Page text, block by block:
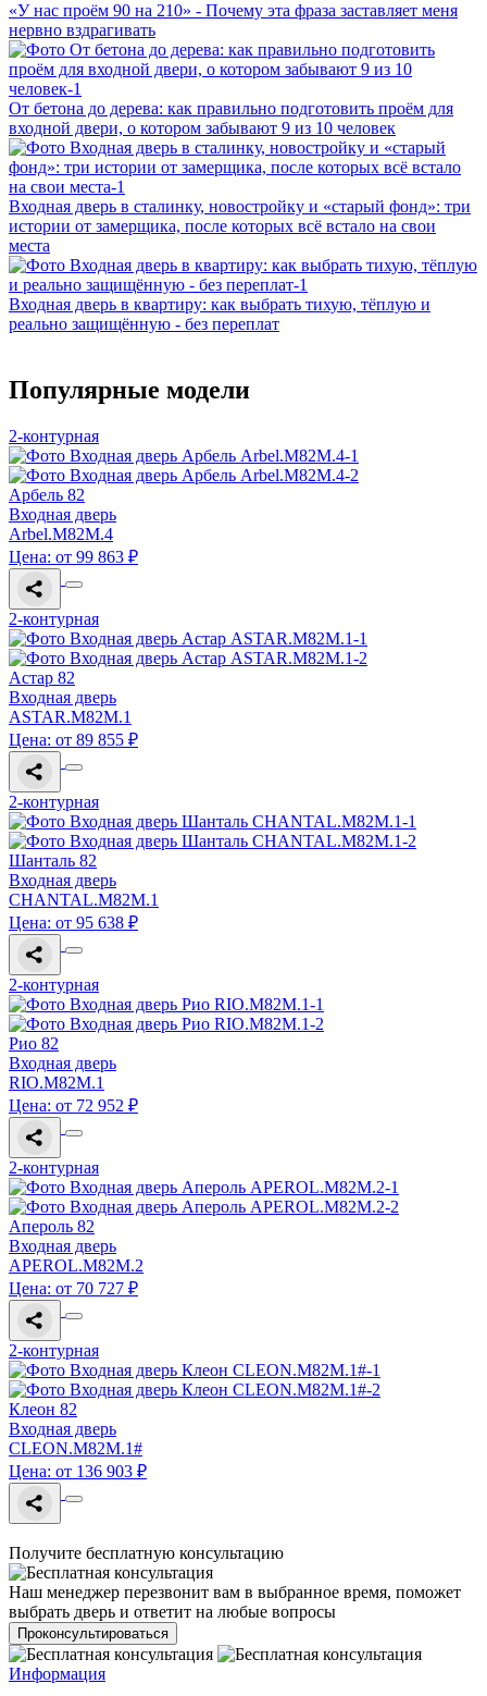
«У нас проём 90 на 210» - Почему эта фраза заставляет меня
нервно вздрагивать
От бетона до дерева: как правильно подготовить проём для
входной двери, о котором забывают 9 из 10 человек
Входная дверь в сталинку, новостройку и «старый фонд»: три
истории от замерщика, после которых всё встало на свои
места
Входная дверь в квартиру: как выбрать тихую, тёплую и
реально защищённую - без переплат
Популярные модели
2-контурная
Арбель 82
Входная дверь
Arbel.M82M.4
Цена: от 99 863 ₽
2-контурная
Астар 82
Входная дверь
ASTAR.M82M.1
Цена: от 89 855 ₽
2-контурная
Шанталь 82
Входная дверь
CHANTAL.M82M.1
Цена: от 95 638 ₽
2-контурная
Рио 82
Входная дверь
RIO.M82M.1
Цена: от 72 952 ₽
2-контурная
Апероль 82
Входная дверь
APEROL.M82M.2
Цена: от 70 727 ₽
2-контурная
Клеон 82
Входная дверь
CLEON.M82M.1#
Цена: от 136 903 ₽
Получите бесплатную консультацию
Наш менеджер перезвонит вам в выбранное время, поможет
выбрать дверь и ответит на любые вопросы
Проконсультироваться
Информация